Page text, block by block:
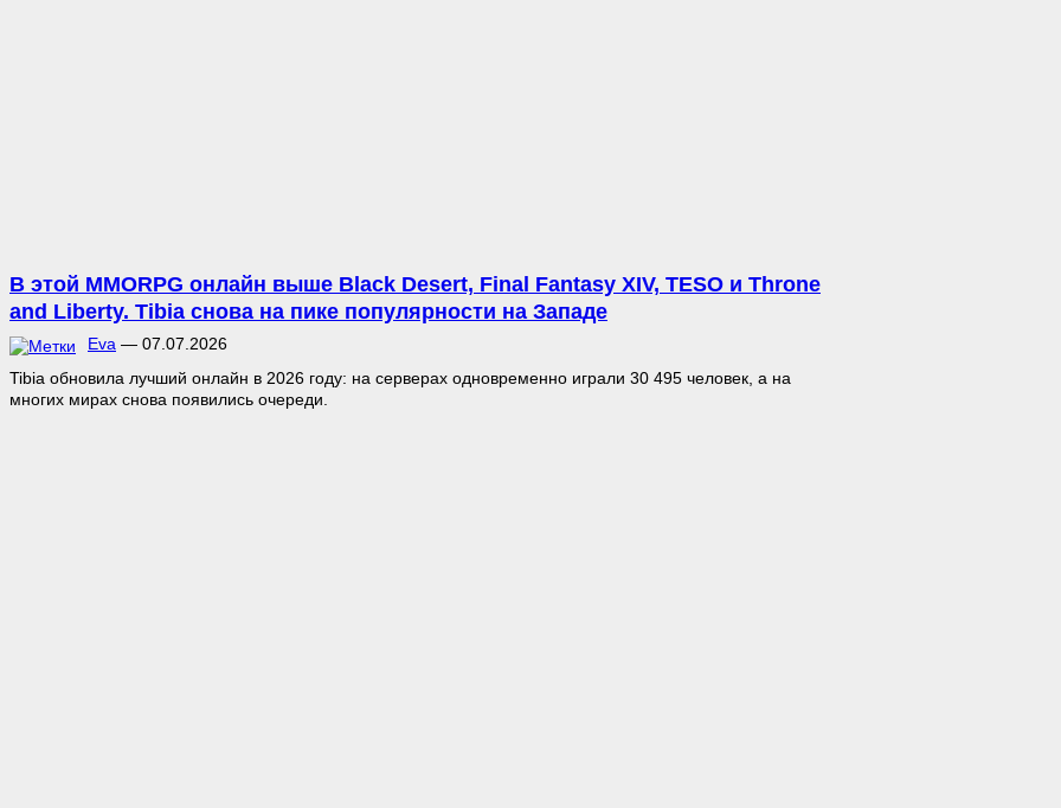
В этой MMORPG онлайн выше Black Desert, Final Fantasy XIV, TESO и Throne
and Liberty. Tibia снова на пике популярности на Западе
Eva — 07.07.2026
Tibia обновила лучший онлайн в 2026 году: на серверах одновременно играли 30 495 человек, а на
многих мирах снова появились очереди.